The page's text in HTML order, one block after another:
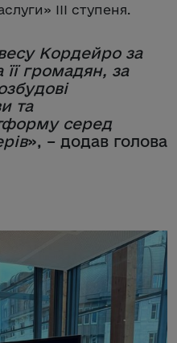
III ступеня.
Кордейро за
громадян, за
та
серед
», – додав голова